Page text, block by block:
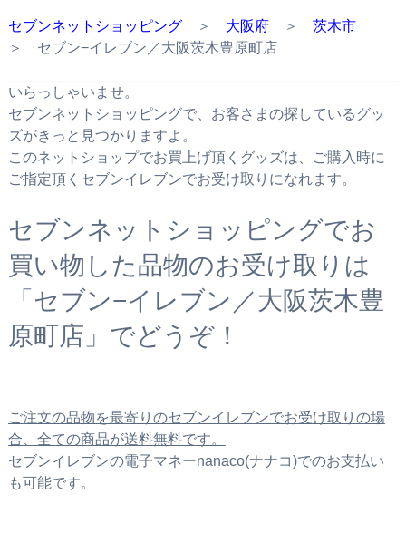
セブンネットショッピング＞ 大阪府＞ 茨木市
＞ セブン−イレブン／大阪茨木豊原町店
いらっしゃいませ。
セブンネットショッピングで、お客さまの探しているグッ
ズがきっと見つかりますよ。
このネットショップでお買上げ頂くグッズは、ご購入時に
ご指定頂くセブンイレブンでお受け取りになれます。
セブンネットショッピングでお
買い物した品物のお受け取りは
「セブン−イレブン／大阪茨木豊
原町店」でどうぞ！
ご注文の品物を最寄りのセブンイレブンでお受け取りの場
合、全ての商品が送料無料です。
セブンイレブンの電子マネーnanaco(ナナコ)でのお支払い
も可能です。